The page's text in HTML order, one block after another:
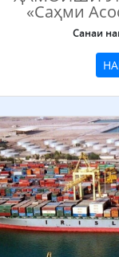
«Саҳми
Санаи